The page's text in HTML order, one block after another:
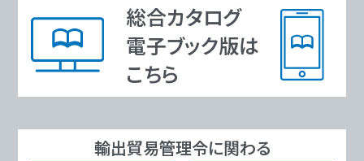
総合カタログ
電子ブック版は
こちら
輸出貿易管理令に関わる